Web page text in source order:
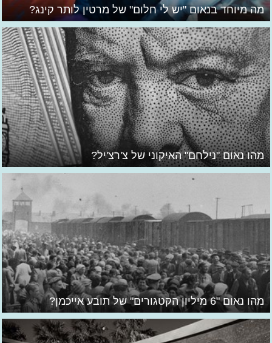
מה מיוחד בנאום "יש לי חלום" של מרטין לותר קינג?
מהו נאום "נילחם" האיקוני של צ'רצ'יל?
מהו נאום "6 מיליון הקטגורים" של תובע אייכמן?